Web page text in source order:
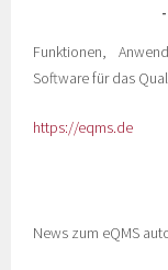
Funktionen,
Software für das
https://eqms.de
News zum eQMS